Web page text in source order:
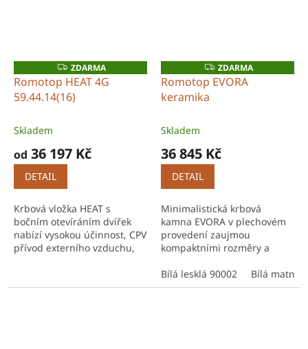
Z
D
A
R
M
ZDARMA
Romotop HEAT 4G
59.44.14(16)
Skladem
od 36 197 Kč
DETAIL
Krbová vložka HEAT s
bočním otevíráním dvířek
nabízí vysokou účinnost, CPV
přívod externího vzduchu,
díky sadám MAMMOTH.
Z
D
A
ZDARMA
Romotop EVORA
keramika
Skladem
36 845 Kč
DETAIL
Minimalistická krbová
kamna EVORA v plechovém
provedení zaujmou
kompaktními rozměry a
který dokonale zapadne i do
menších prostor. Výkon 2,5–
Bílá lesklá 90002 Bílá matná